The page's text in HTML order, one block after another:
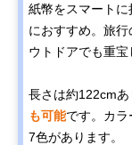
紙幣をスマート
におすすめ。旅
ウトドアでも重宝
長さは約122cmあ
も可能です。カラ
7色があります。